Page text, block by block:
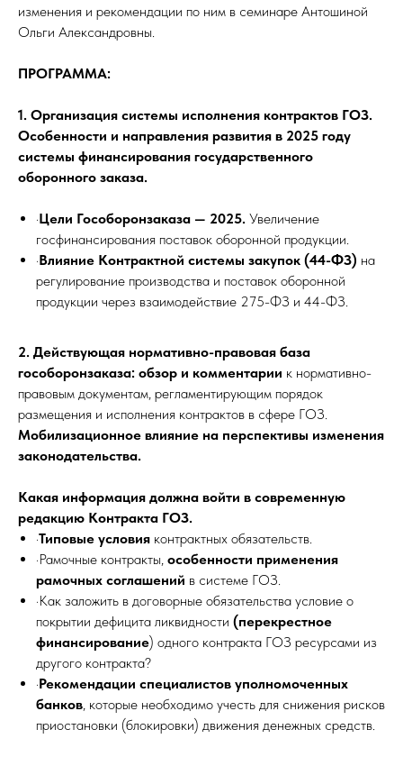
изменения и рекомендации по ним в семинаре Антошиной
Ольги Александровны.
ПРОГРАММА:
1. Организация системы исполнения контрактов ГОЗ.
Особенности и направления развития в 2025 году
системы финансирования государственного
оборонного заказа.
·Цели Гособоронзаказа — 2025. Увеличение
госфинансирования поставок оборонной продукции.
·Влияние Контрактной системы закупок (44-ФЗ) на
регулирование производства и поставок оборонной
продукции через взаимодействие 275-ФЗ и 44-ФЗ.
2. Действующая нормативно-правовая база
гособоронзаказа: обзор и комментарии к нормативно-
правовым документам, регламентирующим порядок
размещения и исполнения контрактов в сфере ГОЗ.
Мобилизационное влияние на перспективы изменения
законодательства.
Какая информация должна войти в современную
редакцию Контракта ГОЗ.
·Типовые условия контрактных обязательств.
·Рамочные контракты, особенности применения
рамочных соглашений в системе ГОЗ.
·Как заложить в договорные обязательства условие о
покрытии дефицита ликвидности (перекрестное
финансирование) одного контракта ГОЗ ресурсами из
другого контракта?
·Рекомендации специалистов уполномоченных
банков, которые необходимо учесть для снижения рисков
приостановки (блокировки) движения денежных средств.